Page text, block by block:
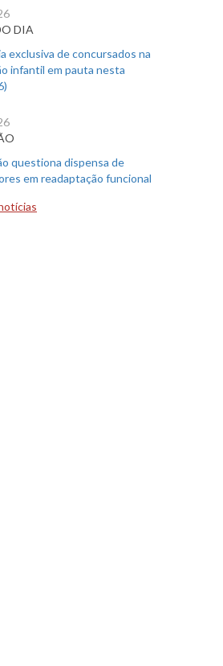
DIA
exclusiva de concursados na
infantil em pauta nesta
questiona dispensa de
em readaptação funcional